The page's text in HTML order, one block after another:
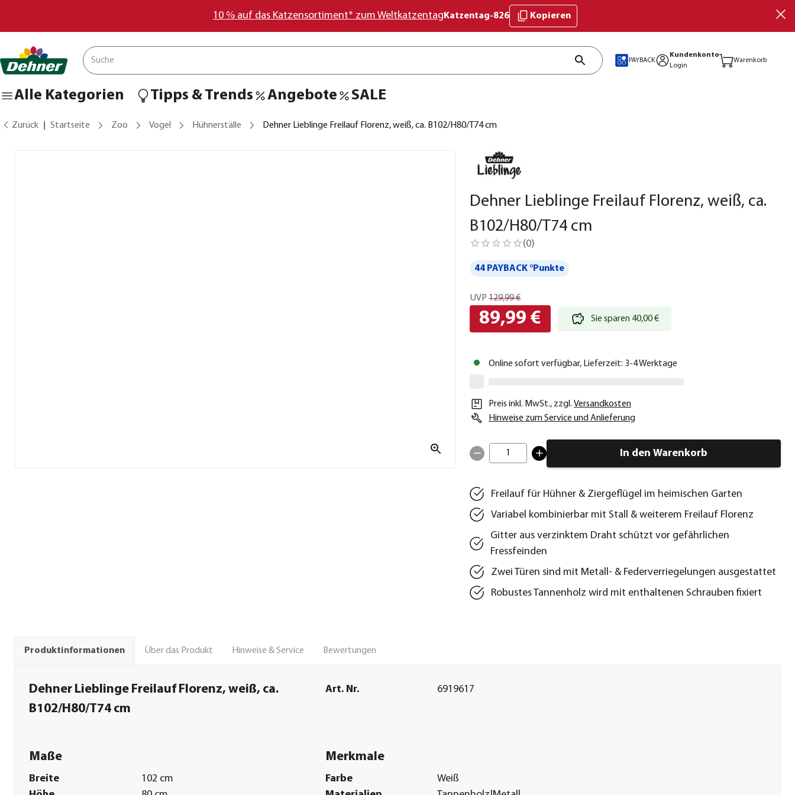
10 % auf das Katzensortiment* zum Weltkatzentag Katzentag-826 Kopieren
PAYBACK
Kundenkonto
Login
Warenkorb
Alle Kategorien Tipps & Trends Angebote SALE
Zurück Startseite Zoo Vogel Hühnerställe Dehner Lieblinge Freilauf Florenz, weiß, ca. B102/H80/T74 cm
Dehner Lieblinge Freilauf Florenz, weiß, ca.
B102/H80/T74 cm
(0)
44 PAYBACK °Punkte
UVP 129,99 €
89,99 € Sie sparen 40,00 €
Online sofort verfügbar, Lieferzeit: 3-4 Werktage
Preis inkl. MwSt., zzgl. Versandkosten
Hinweise zum Service und Anlieferung
1 In den Warenkorb
Freilauf für Hühner & Ziergeflügel im heimischen Garten
Variabel kombinierbar mit Stall & weiterem Freilauf Florenz
Gitter aus verzinktem Draht schützt vor gefährlichen
Fressfeinden
Zwei Türen sind mit Metall- & Federverriegelungen ausgestattet
Robustes Tannenholz wird mit enthaltenen Schrauben fixiert
Produktinformationen Über das Produkt Hinweise & Service Bewertungen
Dehner Lieblinge Freilauf Florenz, weiß, ca.
B102/H80/T74 cm
Art. Nr. 6919617
Maße
Breite
102 cm
Merkmale
Farbe
Weiß